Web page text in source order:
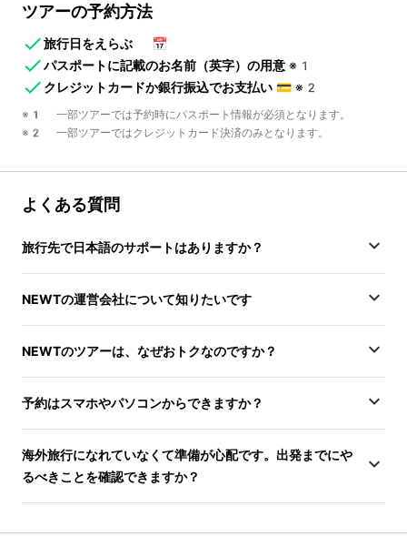
ツアーの予約方法
旅行日をえらぶ
📅
パスポートに記載のお名前（英字）の用意 ※1
クレジットカードか銀行振込でお支払い 💳 ※2
※1 一部ツアーでは予約時にパスポート情報が必須となります。
※2 一部ツアーではクレジットカード決済のみとなります。
よくある質問
旅行先で日本語のサポートはありますか？
NEWTの運営会社について知りたいです
NEWTのツアーは、なぜおトクなのですか？
予約はスマホやパソコンからできますか？
海外旅行になれていなくて準備が心配です。出発までにや
るべきことを確認できますか？